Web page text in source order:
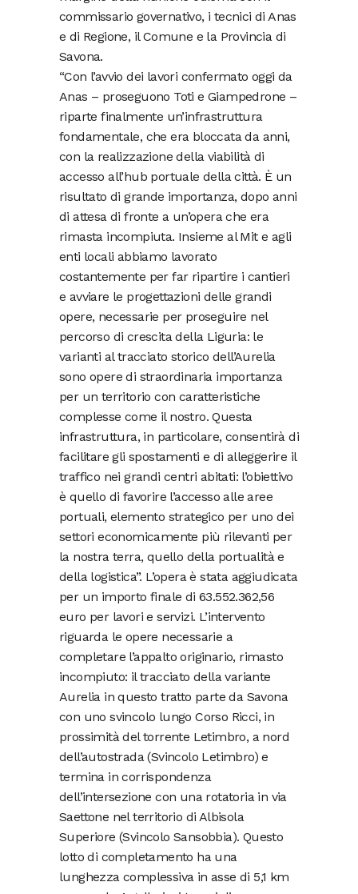
commissario governativo, i tecnici di Anas
e di Regione, il Comune e la Provincia di
Savona.
“Con l’avvio dei lavori confermato oggi da
Anas – proseguono Toti e Giampedrone –
riparte finalmente un’infrastruttura
fondamentale, che era bloccata da anni,
con la realizzazione della viabilità di
accesso all’hub portuale della città. È un
risultato di grande importanza, dopo anni
di attesa di fronte a un’opera che era
rimasta incompiuta. Insieme al Mit e agli
enti locali abbiamo lavorato
costantemente per far ripartire i cantieri
e avviare le progettazioni delle grandi
opere, necessarie per proseguire nel
percorso di crescita della Liguria: le
varianti al tracciato storico dell’Aurelia
sono opere di straordinaria importanza
per un territorio con caratteristiche
complesse come il nostro. Questa
infrastruttura, in particolare, consentirà di
facilitare gli spostamenti e di alleggerire il
traffico nei grandi centri abitati: l’obiettivo
è quello di favorire l’accesso alle aree
portuali, elemento strategico per uno dei
settori economicamente più rilevanti per
la nostra terra, quello della portualità e
della logistica”. L’opera è stata aggiudicata
per un importo finale di 63.552.362,56
euro per lavori e servizi. L’intervento
riguarda le opere necessarie a
completare l’appalto originario, rimasto
incompiuto: il tracciato della variante
Aurelia in questo tratto parte da Savona
con uno svincolo lungo Corso Ricci, in
prossimità del torrente Letimbro, a nord
dell’autostrada (Svincolo Letimbro) e
termina in corrispondenza
dell’intersezione con una rotatoria in via
Saettone nel territorio di Albisola
Superiore (Svincolo Sansobbia). Questo
lotto di completamento ha una
lunghezza complessiva in asse di 5,1 km